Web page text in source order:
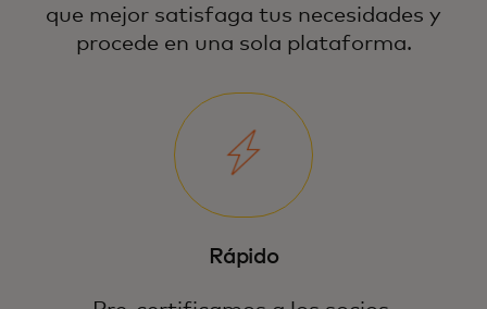
que mejor satisfaga tus necesidades y
procede en una sola plataforma.
Rápido